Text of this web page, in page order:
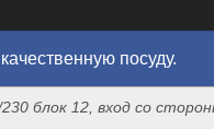
посуду.
блок 12, вход со